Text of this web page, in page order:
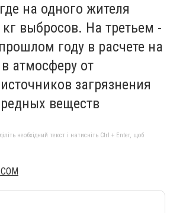
на одного жителя
кг выбросов. На третьем -
году в расчете на
атмосферу от
загрязнения
веществ
необхідний текст і натисніть Ctrl + Enter, щоб